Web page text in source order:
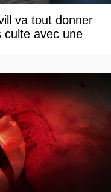
va tout donner
culte avec une